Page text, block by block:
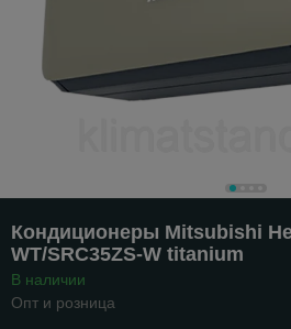
Кондиционеры Mitsubishi
WТ/SRC35ZS-W titanium
В наличии
Опт и розница